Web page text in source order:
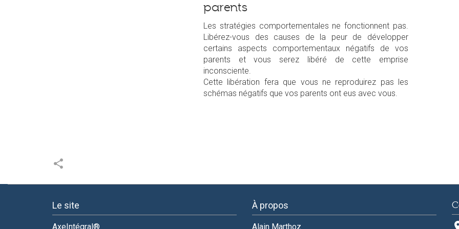
parents
Les stratégies comportementales ne fonctionnent pas.
Libérez-vous des causes de la peur de développer
certains aspects comportementaux négatifs de vos
parents et vous serez libéré de cette emprise
inconsciente.
Cette libération fera que vous ne reproduirez pas les
schémas négatifs que vos parents ont eus avec vous.
share
Le site
AxeIntégral®
À propos
Alain Marthoz